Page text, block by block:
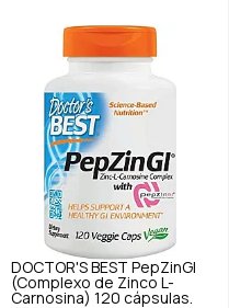
DOCTOR'S BEST PepZinGI
(Complexo de Zinco L-
Carnosina) 120 cápsulas.